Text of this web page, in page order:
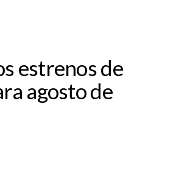
estrenos de
agosto de